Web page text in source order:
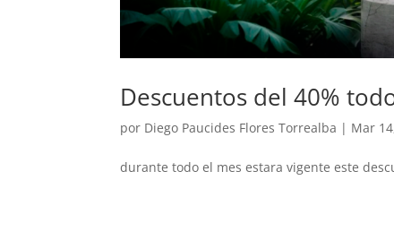
Descuentos del 40%
por Diego Paucides Flores Torrealba | Mar
durante todo el mes estara vigente este